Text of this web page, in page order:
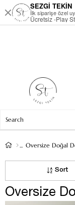
Oversize Doğal
Sort
Oversize
SEZGİ TEKİN
İlk siparişe özel
Ücretsiz -Play